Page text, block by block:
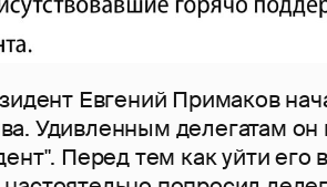
Евгений Примаков
Удивленным делегатам он
Перед тем как уйти его